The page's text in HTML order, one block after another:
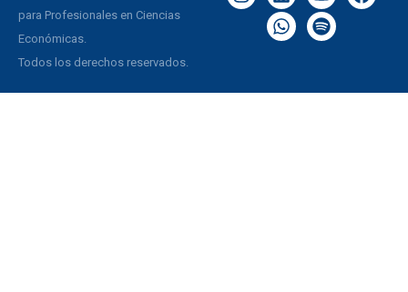
para Profesionales en Ciencias
Económicas.
Todos los derechos reservados.